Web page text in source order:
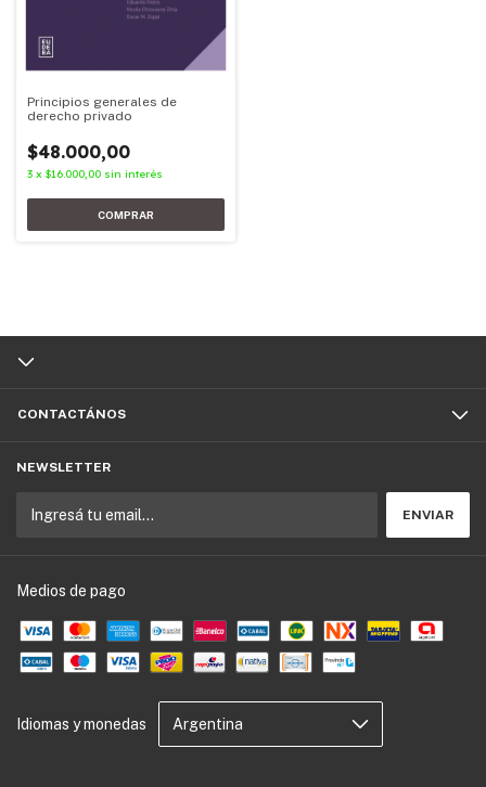
Principios generales de
derecho privado
$48.000,00
3 x $16.000,00 sin interés
CONTACTÁNOS
NEWSLETTER
Medios de pago
Idiomas y monedas